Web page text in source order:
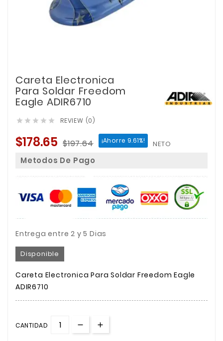
Careta Electronica
Para Soldar Freedom
Eagle ADIR6710
     REVIEW (0)
$178.65 $197.64 ¡Ahorre 9.61%! NETO
Metodos De Pago
Entrega entre 2 y 5 Dias
Disponible
Careta Electronica Para Soldar Freedom Eagle
ADIR6710
CANTIDAD